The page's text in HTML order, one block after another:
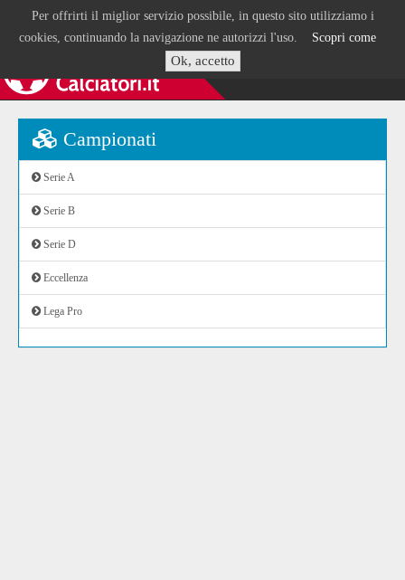
Per offrirti il miglior servizio possibile, in questo sito utilizziamo i
cookies, continuando la navigazione ne autorizzi l'uso. Scopri come
Ok, accetto
Campionati
Serie A
Serie B
Serie D
Eccellenza
Lega Pro